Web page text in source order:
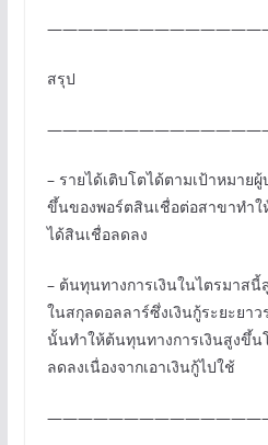
สรุป
– รายได้เติบโตได้ตามเป้าหมาย
ขึ้นของพอร์ตสินเชื่อต่อสาขาทำใ
ได้สินเชื่อลดลง
– ต้นทุนทางการเงินในไตรมาสนี้
ในสกุลดอลลาร์ซึ่งเงินกู้ระยะยาว
นั้นทำให้ต้นทุนทางการเงินสูงขึ้
ลดลงเนื่องจากเอาเงินกู้ไปใช้